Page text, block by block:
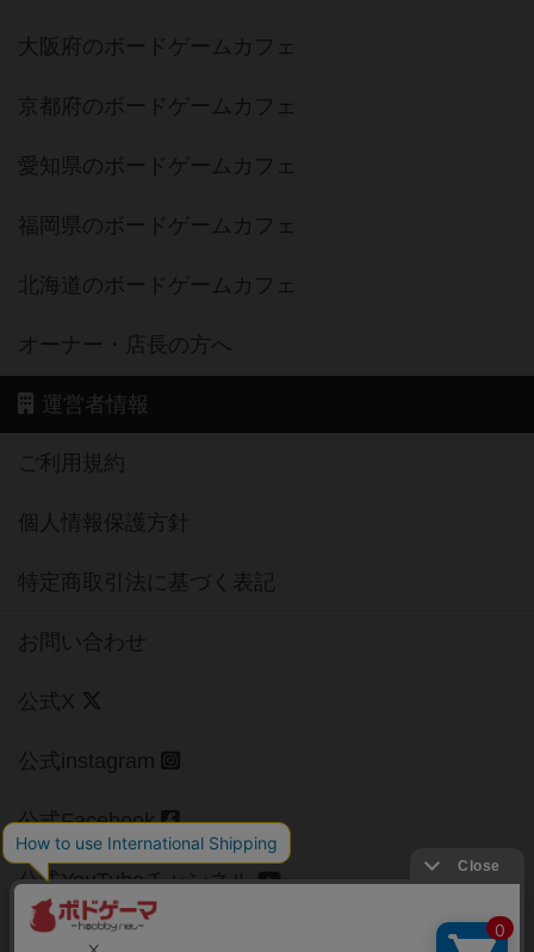
大阪府のボードゲームカフェ
京都府のボードゲームカフェ
愛知県のボードゲームカフェ
福岡県のボードゲームカフェ
北海道のボードゲームカフェ
オーナー・店長の方へ
運営者情報
ご利用規約
個人情報保護方針
特定商取引法に基づく表記
お問い合わせ
公式X
公式instagram
公式Facebook
公式YouTubeチャンネル